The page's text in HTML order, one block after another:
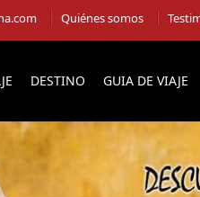
Quiénes somos
DESTINO GUIA DE VIAJE